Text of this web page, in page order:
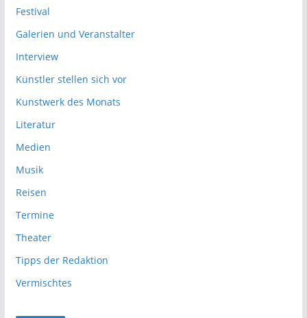
Festival
Galerien und Veranstalter
Interview
Künstler stellen sich vor
Kunstwerk des Monats
Literatur
Medien
Musik
Reisen
Termine
Theater
Tipps der Redaktion
Vermischtes